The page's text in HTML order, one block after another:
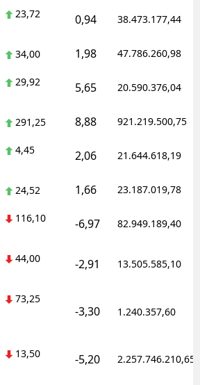
23,72 0,94 38.473.177,44
34,00 1,98 47.786.260,98
29,92 5,65 20.590.376,04
291,25 8,88 921.219.500,75
4,45 2,06 21.644.618,19
24,52 1,66 23.187.019,78
116,10 -6,97 82.949.189,40
44,00 -2,91 13.505.585,10
73,25
-3,30 1.240.357,60
13,50 -5,20 2.257.746.210,65